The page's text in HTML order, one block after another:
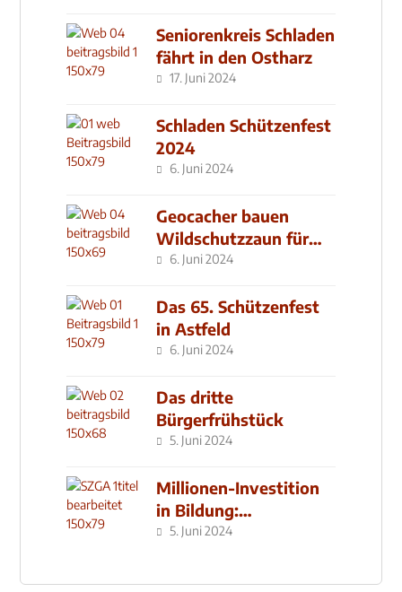
Seniorenkreis Schladen
fährt in den Ostharz
17. Juni 2024
Schladen Schützenfest
2024
6. Juni 2024
Geocacher bauen
Wildschutzzaun für
den MachMit! Wald
6. Juni 2024
Das 65. Schützenfest
in Astfeld
6. Juni 2024
Das dritte
Bürgerfrühstück
5. Juni 2024
Millionen-Investition
in Bildung:
Schulzentrum-Neubau
5. Juni 2024